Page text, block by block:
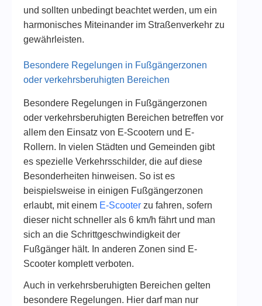
und sollten unbedingt beachtet werden, um ein
harmonisches Miteinander im Straßenverkehr zu
gewährleisten.
Besondere Regelungen in Fußgängerzonen
oder verkehrsberuhigten Bereichen
Besondere Regelungen in Fußgängerzonen
oder verkehrsberuhigten Bereichen betreffen vor
allem den Einsatz von E-Scootern und E-
Rollern. In vielen Städten und Gemeinden gibt
es spezielle Verkehrsschilder, die auf diese
Besonderheiten hinweisen. So ist es
beispielsweise in einigen Fußgängerzonen
erlaubt, mit einem E-Scooter zu fahren, sofern
dieser nicht schneller als 6 km/h fährt und man
sich an die Schrittgeschwindigkeit der
Fußgänger hält. In anderen Zonen sind E-
Scooter komplett verboten.
Auch in verkehrsberuhigten Bereichen gelten
besondere Regelungen. Hier darf man nur